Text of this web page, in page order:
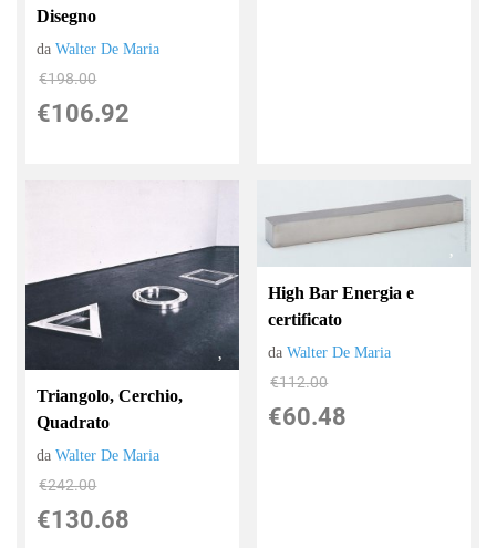
Disegno
daWalter De Maria
€198.00
€106.92
Triangolo, Cerchio,
Quadrato
daWalter De Maria
€242.00
€130.68
High Bar Energia e
certificato
daWalter De Maria
€112.00
€60.48